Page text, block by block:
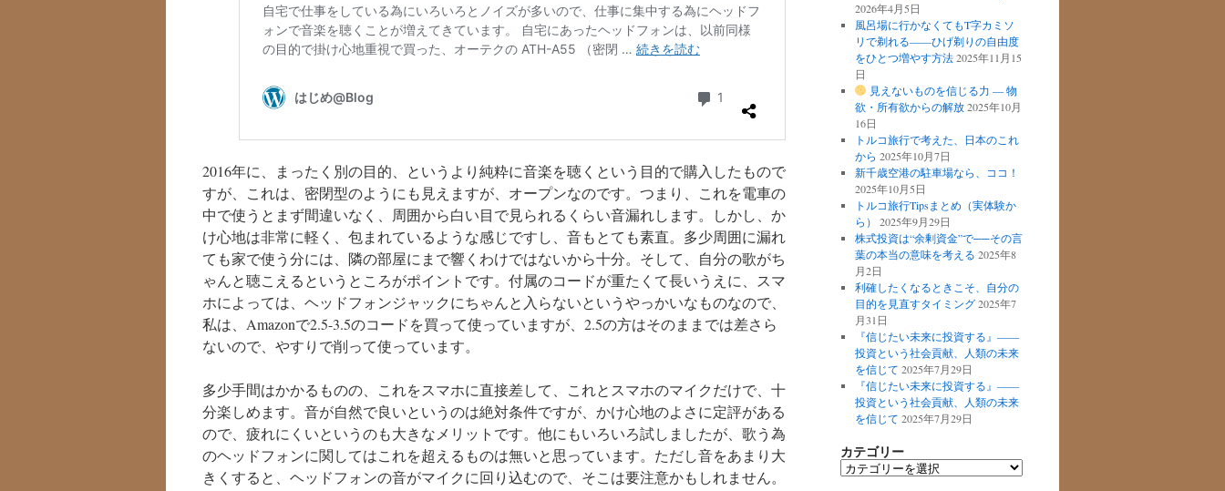
2016年に、まったく別の目的、というより純粋に音楽を聴くという目的で購入したもので
すが、これは、密閉型のようにも見えますが、オープンなのです。つまり、これを電車の
中で使うとまず間違いなく、周囲から白い目で見られるくらい音漏れします。しかし、か
け心地は非常に軽く、包まれているような感じですし、音もとても素直。多少周囲に漏れ
ても家で使う分には、隣の部屋にまで響くわけではないから十分。そして、自分の歌がち
ゃんと聴こえるというところがポイントです。付属のコードが重たくて長いうえに、スマ
ホによっては、ヘッドフォンジャックにちゃんと入らないというやっかいなものなので、
私は、Amazonで2.5-3.5のコードを買って使っていますが、2.5の方はそのままでは差さら
ないので、やすりで削って使っています。
多少手間はかかるものの、これをスマホに直接差して、これとスマホのマイクだけで、十
分楽しめます。音が自然で良いというのは絶対条件ですが、かけ心地のよさに定評がある
ので、疲れにくいというのも大きなメリットです。他にもいろいろ試しましたが、歌う為
のヘッドフォンに関してはこれを超えるものは無いと思っています。ただし音をあまり大
きくすると、ヘッドフォンの音がマイクに回り込むので、そこは要注意かもしれません。
2026年4月5日
風呂場に行かなくてもT字カミソ
リで剃れる——ひげ剃りの自由度
をひとつ増やす方法 2025年11月15
日
見えないものを信じる力 ― 物
欲・所有欲からの解放 2025年10月
16日
トルコ旅行で考えた、日本のこれ
から 2025年10月7日
新千歳空港の駐車場なら、ココ！
2025年10月5日
トルコ旅行Tipsまとめ（実体験か
ら）
2025年9月29日
株式投資は“余剰資金”で──その言
葉の本当の意味を考える 2025年8
月2日
利確したくなるときこそ、自分の
目的を見直すタイミング 2025年7
月31日
『信じたい未来に投資する』――
投資という社会貢献、人類の未来
を信じて 2025年7月29日
『信じたい未来に投資する』――
投資という社会貢献、人類の未来
を信じて 2025年7月29日
カテゴリー
カ